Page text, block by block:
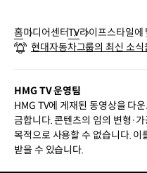
홈미디어센터TV라이프스타일에
스튜디오
현대자동차그룹의 최신 소식
HMG TV 운영팀
HMG TV에 게재된 동영상을 다
금합니다. 콘텐츠의 임의 변형·
목적으로 사용할 수 없습니다.
받을 수 있습니다.